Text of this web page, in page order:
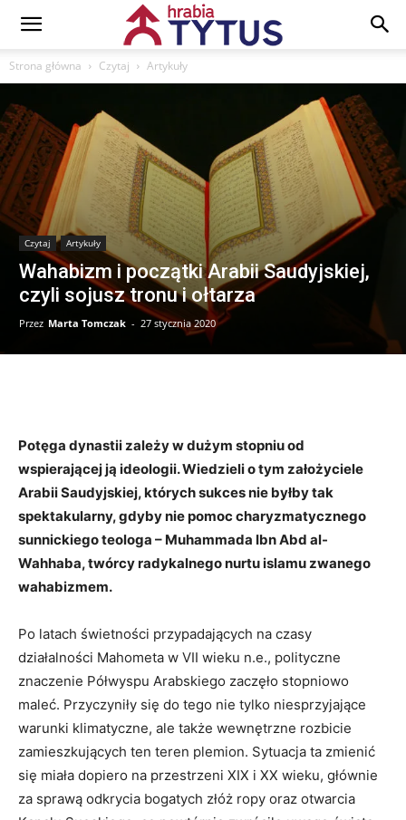
Strona główna Czytaj Artykuły
Czytaj Artykuły
Wahabizm i początki Arabii Saudyjskiej,
czyli sojusz tronu i ołtarza
Przez Marta Tomczak - 27 stycznia 2020
Potęga dynastii zależy w dużym stopniu od
wspierającej ją ideologii. Wiedzieli o tym założyciele
Arabii Saudyjskiej, których sukces nie byłby tak
spektakularny, gdyby nie pomoc charyzmatycznego
sunnickiego teologa – Muhammada Ibn Abd al-
Wahhaba, twórcy radykalnego nurtu islamu zwanego
wahabizmem.
Po latach świetności przypadających na czasy
działalności Mahometa w VII wieku n.e., polityczne
znaczenie Półwyspu Arabskiego zaczęło stopniowo
maleć. Przyczyniły się do tego nie tylko niesprzyjające
warunki klimatyczne, ale także wewnętrzne rozbicie
zamieszkujących ten teren plemion. Sytuacja ta zmienić
się miała dopiero na przestrzeni XIX i XX wieku, głównie
za sprawą odkrycia bogatych złóż ropy oraz otwarcia